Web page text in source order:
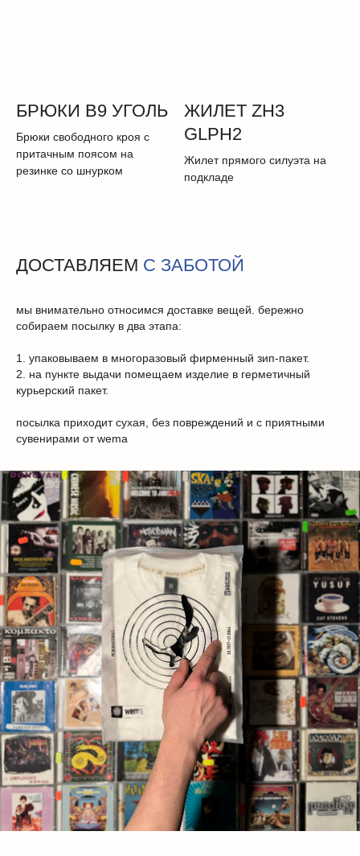
БРЮКИ B9 УГОЛЬ
Брюки свободного кроя с
притачным поясом на
резинке со шнурком
ЖИЛЕТ ZH3
GLPH2
Жилет прямого силуэта на
подкладе
ДОСТАВЛЯЕМ С ЗАБОТОЙ
мы внимательно относимся доставке вещей. бережно
собираем посылку в два этапа:
1. упаковываем в многоразовый фирменный зип-пакет.
2. на пункте выдачи помещаем изделие в герметичный
курьерский пакет.
посылка приходит сухая, без повреждений и с приятными
сувенирами от wema
проекты
КОНТАКТЫ
отзывы
доставка
обмен и возврат
гарантия
политика
публичная оферта
СОЗДАЕМ С 2021 ГОДА